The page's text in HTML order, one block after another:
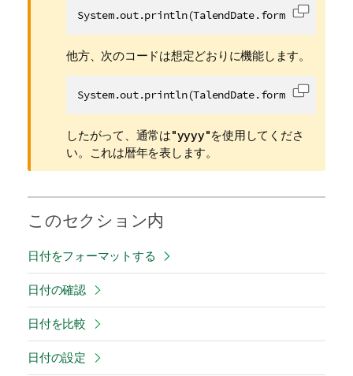
コードを
他方、次のコードは想定どおりに機能します。
コードを
したがって、通常は"yyyy"を使用してくださ
い。これは暦年を表します。
このセクション内
日付をフォーマットする
日付の確認
日付を比較
日付の設定